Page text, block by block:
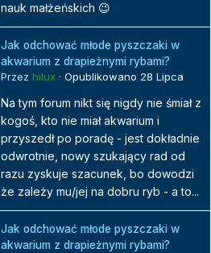
nauk małżeńskich 😉
Jak odchować młode pyszczaki w
akwarium z drapieżnymi rybami?
Przez hilux · Opublikowano 28 Lipca
Na tym forum nikt się nigdy nie śmiał z
kogoś, kto nie miał akwarium i
przyszedł po poradę - jest dokładnie
odwrotnie, nowy szukający rad od
razu zyskuje szacunek, bo dowodzi
że zależy mu/jej na dobru ryb - a to...
Jak odchować młode pyszczaki w
akwarium z drapieżnymi rybami?